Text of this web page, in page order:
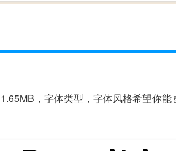
，字体类型，字体风格希望你